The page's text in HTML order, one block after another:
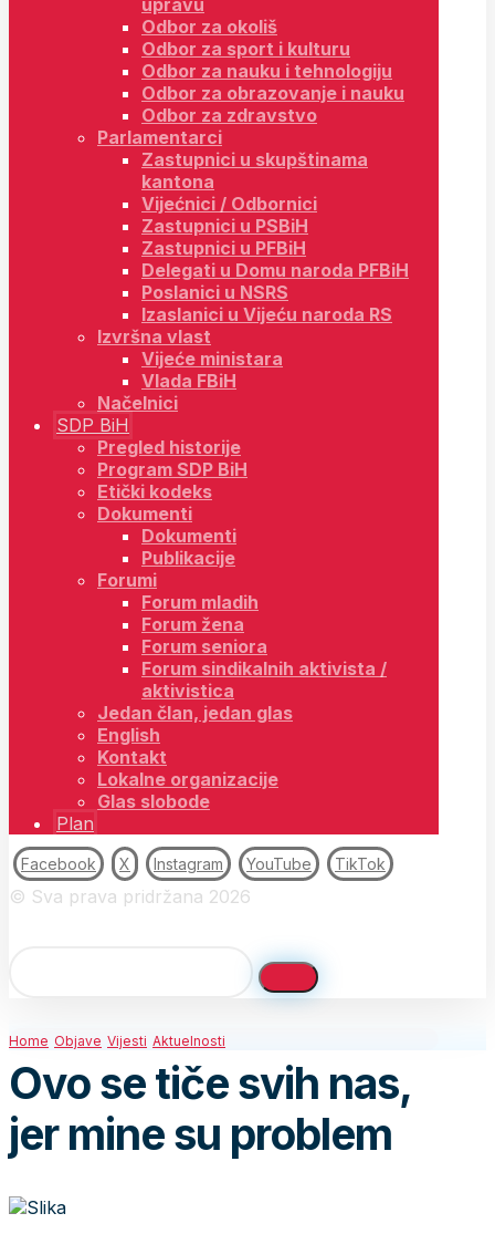
upravu
Odbor za okoliš
Odbor za sport i kulturu
Odbor za nauku i tehnologiju
Odbor za obrazovanje i nauku
Odbor za zdravstvo
Parlamentarci
Zastupnici u skupštinama
kantona
Vijećnici / Odbornici
Zastupnici u PSBiH
Zastupnici u PFBiH
Delegati u Domu naroda PFBiH
Poslanici u NSRS
Izaslanici u Vijeću naroda RS
Izvršna vlast
Vijeće ministara
Vlada FBiH
Načelnici
SDP BiH
Pregled historije
Program SDP BiH
Etički kodeks
Dokumenti
Dokumenti
Publikacije
Forumi
Forum mladih
Forum žena
Forum seniora
Forum sindikalnih aktivista /
aktivistica
Jedan član, jedan glas
English
Kontakt
Lokalne organizacije
Glas slobode
Plan
Facebook X Instagram YouTube TikTok
© Sva prava pridržana 2026
Home Objave Vijesti Aktuelnosti
Ovo se tiče svih nas,
jer mine su problem